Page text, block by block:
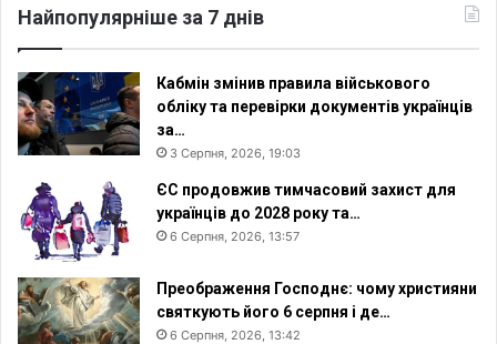
Найпопулярніше за 7 днів
Кабмін змінив правила військового
обліку та перевірки документів українців
за…
3 Серпня, 2026, 19:03
ЄС продовжив тимчасовий захист для
українців до 2028 року та…
6 Серпня, 2026, 13:57
Преображення Господнє: чому християни
святкують його 6 серпня і де…
6 Серпня, 2026, 13:42